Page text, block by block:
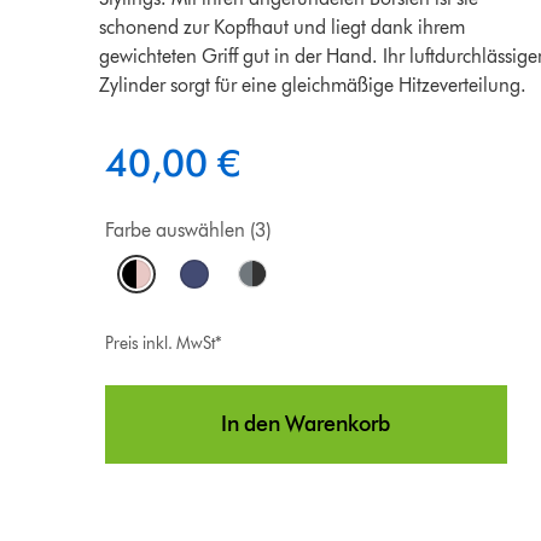
schonend zur Kopfhaut und liegt dank ihrem
gewichteten Griff gut in der Hand. Ihr
Zylinder sorgt für eine gleichmäßige Hitzeverteilung.
40,00 €
Farbe auswählen (3)
Preis inkl. MwSt*
In den Warenkorb